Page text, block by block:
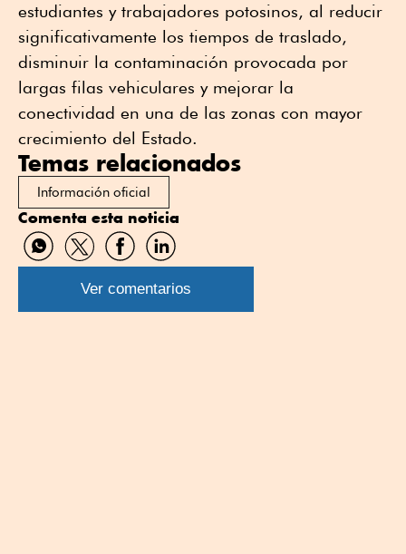
estudiantes y trabajadores potosinos, al reducir
significativamente los tiempos de traslado,
disminuir la contaminación provocada por
largas filas vehiculares y mejorar la
conectividad en una de las zonas con mayor
crecimiento del Estado.
Temas relacionados
Información oficial
Comenta esta noticia
Compartir
por
WhatsApp
Compartir
por
Twitter
Compartir
por
Facebook
Compartir
por
Linkedin
Ver comentarios